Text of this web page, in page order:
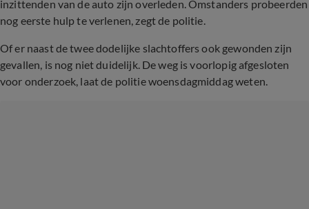
inzittenden van de auto zijn overleden. Omstanders probeerden
nog eerste hulp te verlenen, zegt de politie.
Of er naast de twee dodelijke slachtoffers ook gewonden zijn
gevallen, is nog niet duidelijk. De weg is voorlopig afgesloten
voor onderzoek, laat de politie woensdagmiddag weten.